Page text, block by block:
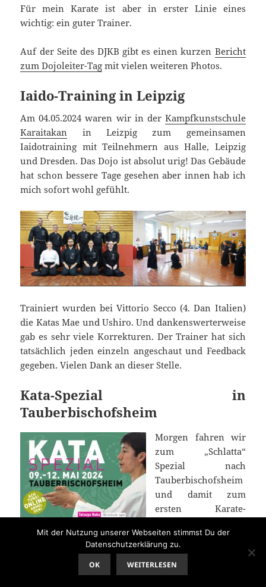
Für mein Karate ist aber in erster Linie eines
wichtig: ein guter Trainer.
Auf der Seite des DJKB gibt es einen kurzen Bericht
zum Dojoleiter-Tag mit vielen weiteren Photos.
Iaido-Training in Leipzig
Am 04.05.2024 waren wir in der Kampfkunstschule
Karaitakan
in Leizpig zum gemeinsamen
Iaidotraining mit Teilnehmern aus Halle, Leipzig
und Dresden. Das Dojo ist absolut urig! Das Gebäude
hat schon bessere Tage gesehen aber innen hab ich
mich sofort wohl gefühlt.
Trainiert wurden bei Vittorio Secco (4. Dan Italien)
die Katas Mae und Ushiro. Und dankenswerterweise
gab es sehr viele Korrekturen. Der Trainer hat sich
tatsächlich jeden einzeln angeschaut und Feedback
gegeben. Vielen Dank an dieser Stelle.
Kata-Spezial in
Tauberbischofsheim
Morgen fahren wir
zum „Schlatta“
Spezial nach
Tauberbischofsheim
und damit zum
ersten Karate-
diesem Jahr.
Wie immer werde
Mit der Nutzung unserer Webseiten stimmst Du der
Datenschutzerklärung zu.
OK WEITERLESEN